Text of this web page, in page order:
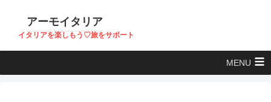
アーモイタリア
イタリアを楽しもう♡旅をサポート
MENU